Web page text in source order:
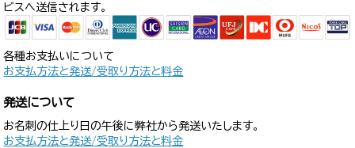
ビスへ送信されます。
各種お支払いについて
お支払方法と発送/受取り方法と料金
発送について
お名刺の仕上り日の午後に弊社から発送いたします。
お支払方法と発送/受取り方法と料金